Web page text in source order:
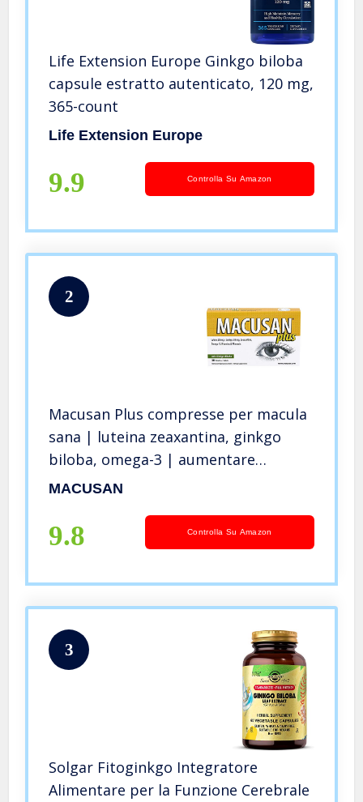
Life Extension Europe Ginkgo biloba
capsule estratto autenticato, 120 mg,
365-count
Life Extension Europe
9.9 Controlla Su Amazon
2
Macusan Plus compresse per macula
sana | luteina zeaxantina, ginkgo
biloba, omega-3 | aumentare
rapidamente il livello lacrimale della
MACUSAN
9.8 Controlla Su Amazon
3
Solgar Fitoginkgo Integratore
Alimentare per la Funzione Cerebrale